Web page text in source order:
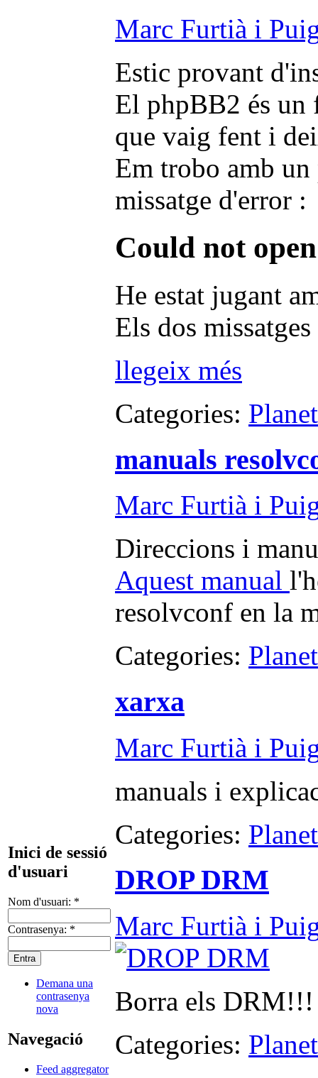
Inici de sessió
d'usuari
Nom d'usuari: *
Contrasenya: *
Demana una
contrasenya
nova
Navegació
Feed aggregator
Marc Furtià i
Estic provant
El phpBB2 és un
que vaig fent i
Em trobo amb
missatge d'error :
Could not
He estat jugant
Els dos
llegeix més
Categories:
manuals
Marc Furtià i
Direccions i
Aquest manual
resolvconf en la
Categories:
xarxa
Marc Furtià i
manuals i
Categories:
DROP DRM
Marc Furtià i
Borra els DRM!!!
Categories: